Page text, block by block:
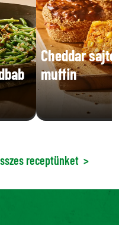
Cheddar
muffin
receptünket >